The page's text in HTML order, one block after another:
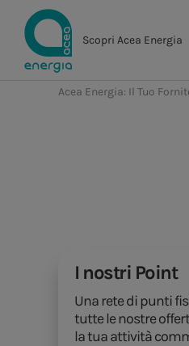
Scopri Acea Energia
Acea Energia: Il Tuo
I nostri Point
Una rete di punti
tutte le nostre
la tua attività